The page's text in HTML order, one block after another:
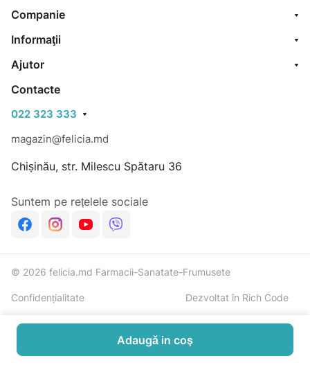
Companie
Informaţii
Ajutor
Contacte
022 323 333
magazin@felicia.md
Chișinău, str. Milescu Spătaru 36
Suntem pe rețelele sociale
© 2026 felicia.md Farmacii-Sanatate-Frumusete
Confidențialitate Dezvoltat în Rich Code
Adaugă in coş